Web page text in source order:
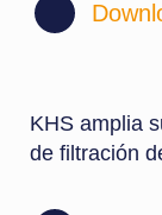
KHS amplia
de filtración